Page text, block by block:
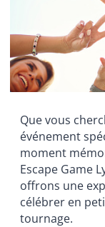
Que vous
événement
moment
Escape Game
offrons une
célébrer en
tournage.